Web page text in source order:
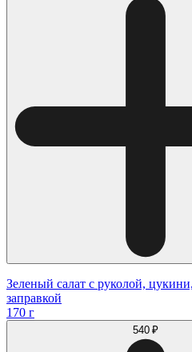
Зеленый салат с руколой,
заправкой
170 г
540 ₽